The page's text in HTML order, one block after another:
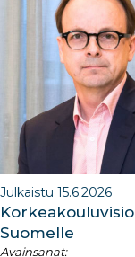
Julkaistu 15.6.2026
Suomelle
Avainsanat: